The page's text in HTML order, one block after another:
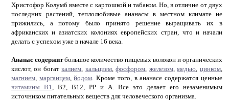
Христофор Колумб вместе с картошкой и табаком. Но, в отличие от двух
последних растений, теплолюбивые ананасы в местном климате не
прижились, а потому было принято решение выращивать их в
африканских и азиатских колониях европейских стран, что и начали
делать с успехом уже в начале 16 века.
Ананас содержитбольшое количество пищевых волокон и органических
кислот, он богаткалием кальцием,фосфором железом,медью цинком,
магнием, марганцем,йодом . Кроме того, в ананасе содержатся ценные
витамины В1
, В2, В12, РР и А. Все это делает его незаменимым
источником питательных веществ для человеческого организма.